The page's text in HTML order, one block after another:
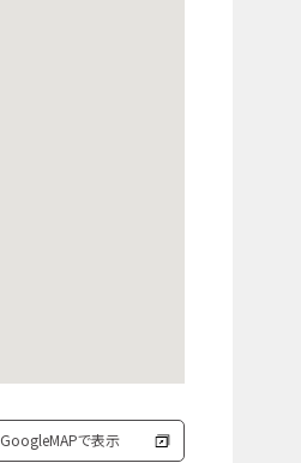
GoogleMAPで表示